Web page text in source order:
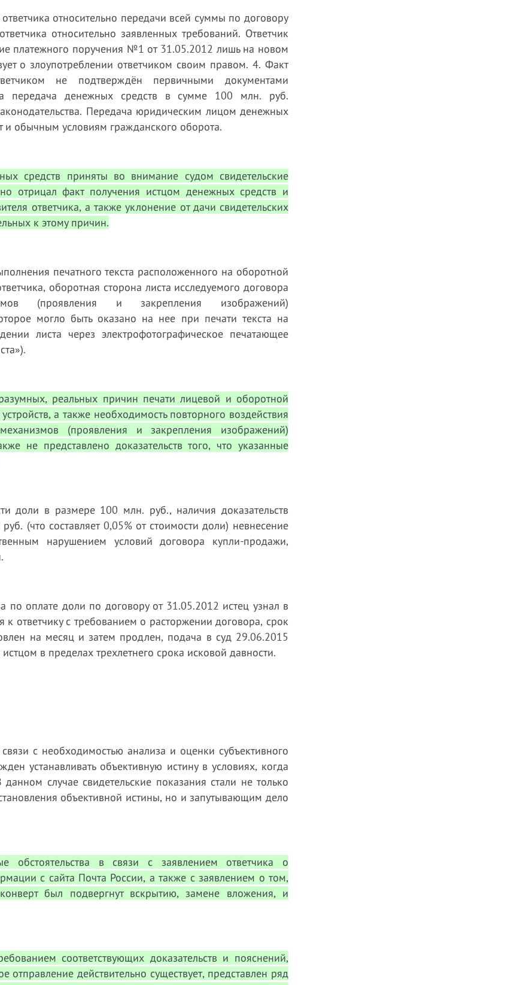
относительно передачи всей суммы по договору
относительно заявленных требований. Ответчик
платежного поручения №1 от 31.05.2012 лишь на новом
о злоупотреблении ответчиком своим правом. 4. Факт
не подтверждён первичными документами
передача денежных средств в сумме 100 млн. руб.
Передача юридическим лицом денежных
обычным условиям гражданского оборота.
средств приняты во внимание судом свидетельские
отрицал факт получения истцом денежных средств и
ответчика, а также уклонение от дачи свидетельских
к этому причин.
печатного текста расположенного на оборотной
оборотная сторона листа исследуемого договора
(проявления и закрепления изображений)
могло быть оказано на нее при печати текста на
листа через электрофотографическое печатающее
реальных причин печати лицевой и оборотной
а также необходимость повторного воздействия
(проявления и закрепления изображений)
не представлено доказательств того, что указанные
доли в размере 100 млн. руб., наличия доказательств
(что составляет 0,05% от стоимости доли) невнесение
нарушением условий договора купли-продажи,
по оплате доли по договору от 31.05.2012 истец узнал в
ответчику с требованием о расторжении договора, срок
на месяц и затем продлен, подача в суд 29.06.2015
в пределах трехлетнего срока исковой давности.
с необходимостью анализа и оценки субъективного
устанавливать объективную истину в условиях, когда
случае свидетельские показания стали не только
объективной истины, но и запутывающим дело
в связи с заявлением ответчика о
с сайта Почта России, а также с заявлением о том,
был подвергнут вскрытию, замене вложения, и
соответствующих доказательств и пояснений,
отправление действительно существует, представлен ряд